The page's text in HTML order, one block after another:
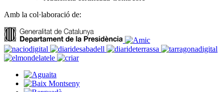
Amb la col·laboració de: